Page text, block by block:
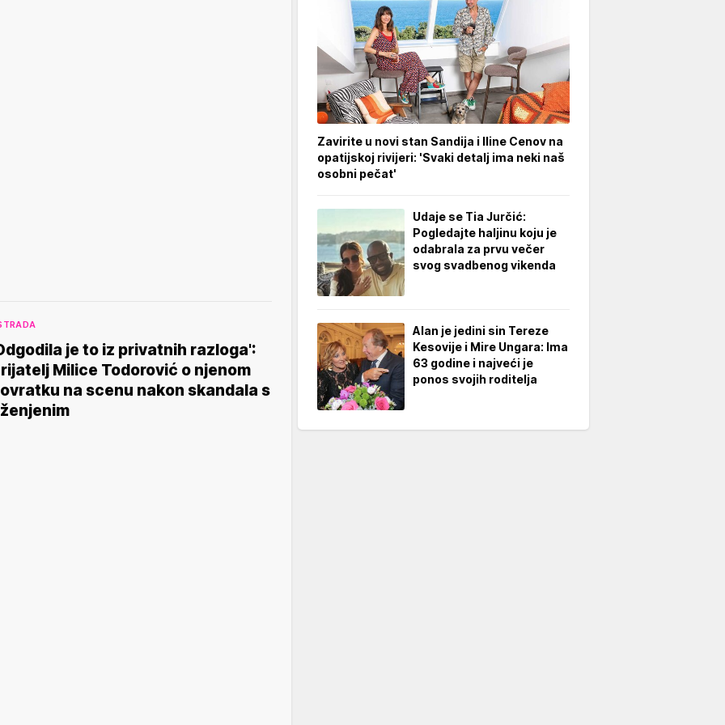
je to iz privatnih razloga':
Milice Todorović o njenom
na scenu nakon skandala s
Zavirite u novi stan Sandija i Iline Cenov na
opatijskoj rivijeri: 'Svaki detalj ima neki naš
osobni pečat'
Udaje se Tia Jurčić:
Pogledajte haljinu koju je
odabrala za prvu večer
svog svadbenog vikenda
Alan je jedini sin Tereze
Kesovije i Mire Ungara: Ima
63 godine i najveći je
ponos svojih roditelja